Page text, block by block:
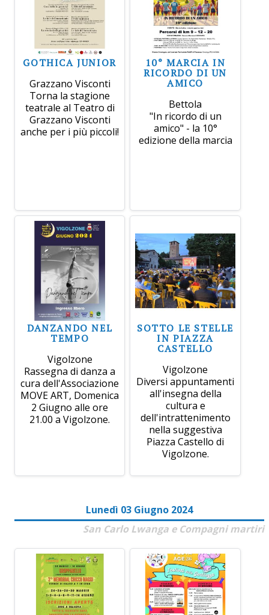
GOTHICA JUNIOR
Grazzano Visconti
Torna la stagione
teatrale al Teatro di
Grazzano Visconti
anche per i più piccoli!
10° MARCIA IN
RICORDO DI UN
AMICO
Bettola
"In ricordo di un
amico" - la 10°
edizione della marcia
DANZANDO NEL
TEMPO
Vigolzone
Rassegna di danza a
cura dell'Associazione
MOVE ART, Domenica
2 Giugno alle ore
21.00 a Vigolzone.
SOTTO LE STELLE
IN PIAZZA
CASTELLO
Vigolzone
Diversi appuntamenti
all'insegna della
cultura e
dell'intrattenimento
nella suggestiva
Piazza Castello di
Vigolzone.
Lunedì 03 Giugno 2024
San Carlo Lwanga e Compagni martiri